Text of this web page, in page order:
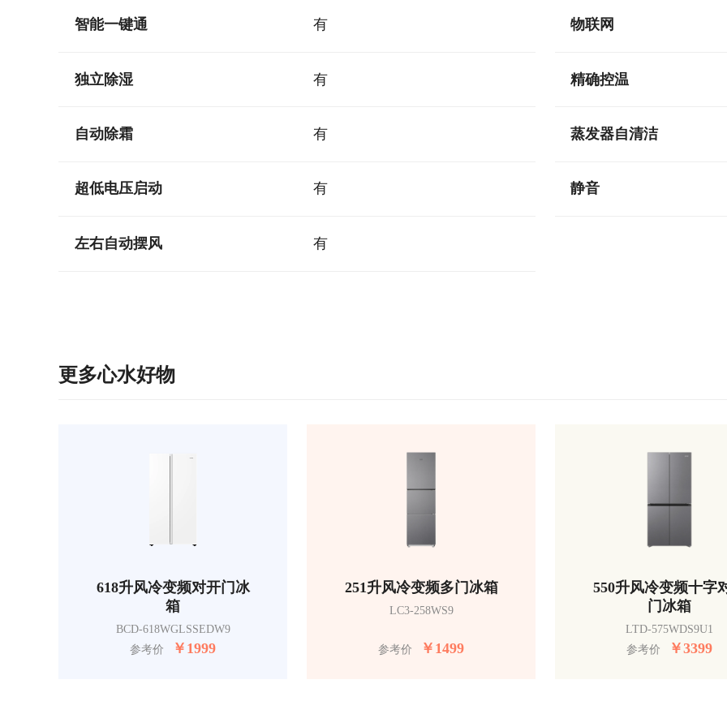
智能一键通 有 物联网
独立除湿 有 精确控温
自动除霜 有 蒸发器自清洁
超低电压启动 有 静音
左右自动摆风 有
更多心水好物
618升风冷变频对开门冰
箱
BCD-618WGLSSEDW9
参考价
￥ 1999
251升风冷变频多门冰箱
LC3-258WS9
参考价 ￥ 1499
550升风冷变频十字
门冰箱
LTD-575WDS9U1
参考价
￥3399